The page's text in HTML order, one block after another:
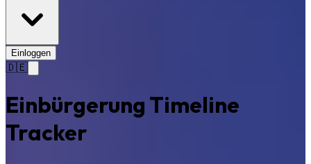
Einloggen
🇩🇪
Einbürgerung Timeline
Tracker